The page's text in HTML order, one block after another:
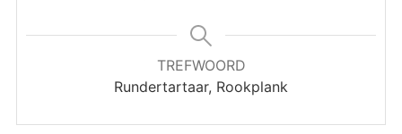
TREFWOORD
Rundertartaar, Rookplank